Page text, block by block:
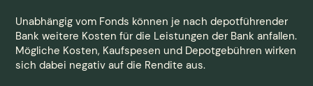
Unabhängig vom Fonds können je nach depotführender
Bank weitere Kosten für die Leistungen der Bank anfallen.
Mögliche Kosten, Kaufspesen und Depotgebühren wirken
sich dabei negativ auf die Rendite aus.